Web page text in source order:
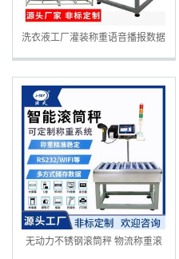
洗衣液工厂灌装称重语音播报数据
管理滚筒秤定制
无动力不锈钢滚筒秤 物流称重滚